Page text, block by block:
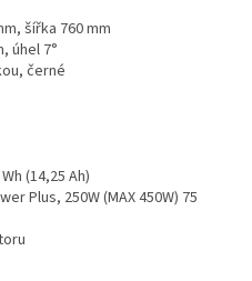
šířka 760 mm
úhel 7°
černé
(14,25 Ah)
Plus, 250W (MAX 450W) 75